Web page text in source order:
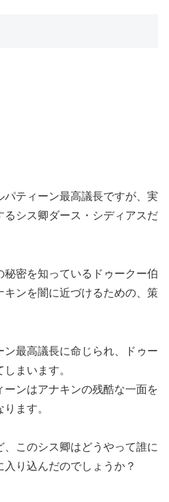
ティーン最高議長ですが、実
るシス卿ダース・シディアスだ
密を知っているドゥークー伯
ンを闇に近づけるための、策
最高議長に命じられ、ドゥー
まいます。
ーンはアナキンの残酷な一面を
ます。
このシス卿はどうやって誰に
り込んだのでしょうか？